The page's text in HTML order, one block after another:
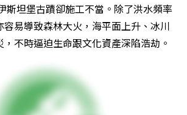
斯坦堡古蹟卻施工不當。除了洪水頻率
容易導致森林大火，海平面上升、冰川
不時逼迫生命跟文化資產深陷浩劫。